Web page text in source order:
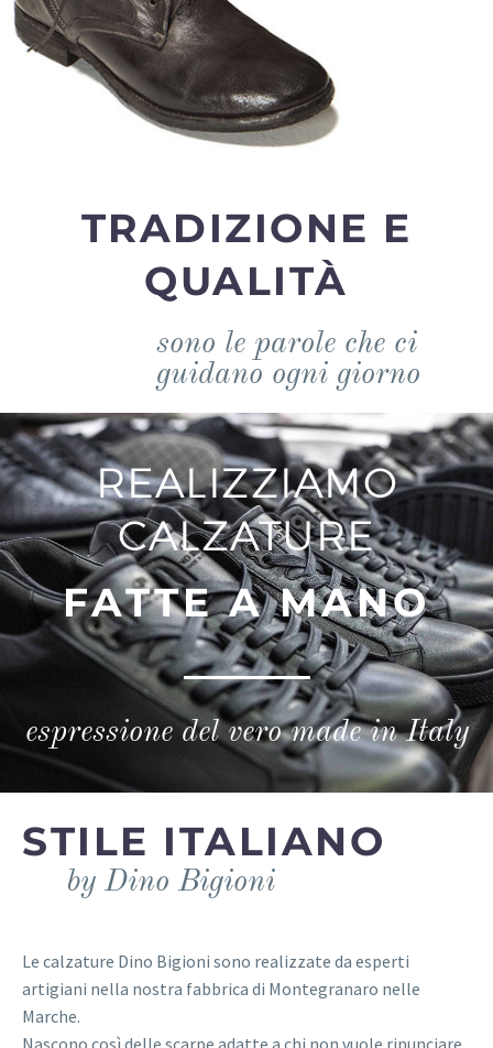
TRADIZIONE E
QUALITÀ
sono le parole che ci
guidano ogni giorno
REALIZZIAMO
CALZATURE
FATTE A MANO
espressione del vero made in Italy
STILE ITALIANO
by Dino Bigioni
Le calzature Dino Bigioni sono realizzate da esperti
artigiani nella nostra fabbrica di Montegranaro nelle
Marche.
Nascono così delle scarpe adatte a chi non vuole rinunciare